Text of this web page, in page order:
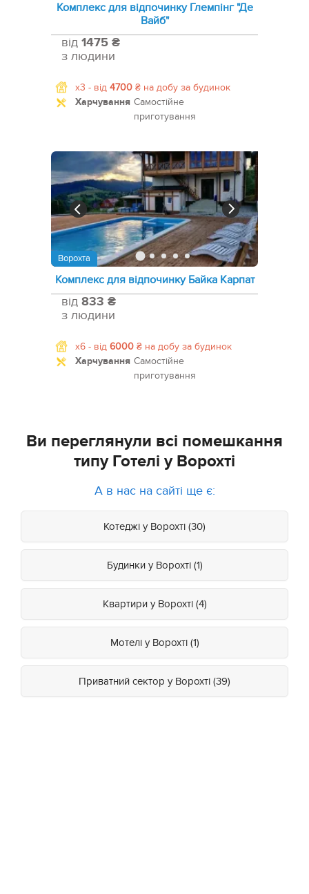
Комплекс для відпочинку Глемпінг "Де
Вайб"
від 1475 ₴
з людини
x3 - від 4700 ₴ на добу за будинок
Харчування Самостійне
приготування
Ворохта
Комплекс для відпочинку Байка Карпат
від 833 ₴
з людини
x6 - від 6000 ₴ на добу за будинок
Харчування Самостійне
приготування
Ви переглянули всі помешкання
типу Готелі у Ворохті
А в нас на сайті ще є:
Котеджі у Ворохті (30)
Будинки у Ворохті (1)
Квартири у Ворохті (4)
Мотелі у Ворохті (1)
Приватний сектор у Ворохті (39)